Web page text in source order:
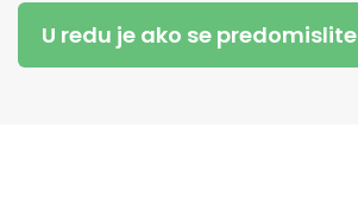
U redu je ako se predomislite